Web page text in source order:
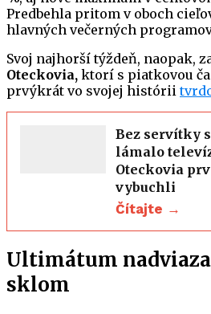
Predbehla pritom v oboch
hlavných večerných
Svoj najhorší týždeň, naopak,
Oteckovia, ktorí s piatkovou
prvýkrát vo svojej histórii
Bez servítky
lámalo
Oteckovia
vybuchli
Čítajte →
Ultimátum
sklom